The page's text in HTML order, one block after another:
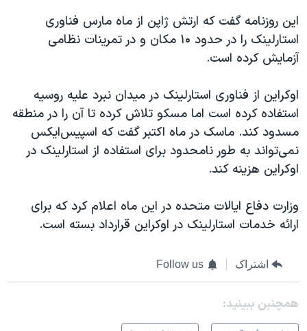
این روزنامه گفت که ارتش ژاپن از ماه مارس فناوری
استارلینک را در حدود ۱۰ مکان و در تمرینات نظامی
آزمایش کرده‎‌ است.
اوکراین از فناوری استارلینک در میدان نبرد علیه روسیه
استفاده کرده است اما مسکو تلاش کرده تا آن را در منطقه
مسدود کند. ماسک در ماه اکتبر گفت که اسپیس‌ایکس
نمی‌تواند به طور نامحدود برای استفاده از استارلینک در
اوکراین هزینه کند.
وزارت دفاع ایالات متحده در این ماه اعلام کرد که برای
ارائه خدمات استارلینک در اوکراین قرارداد بسته است.
اشتراک Follow us
همچنبن ببینید: